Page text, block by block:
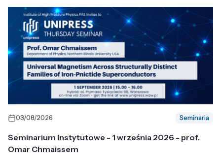
03/08/2026 Seminaria
Seminarium Instytutowe - 1 września 2026 - prof.
Omar Chmaissem